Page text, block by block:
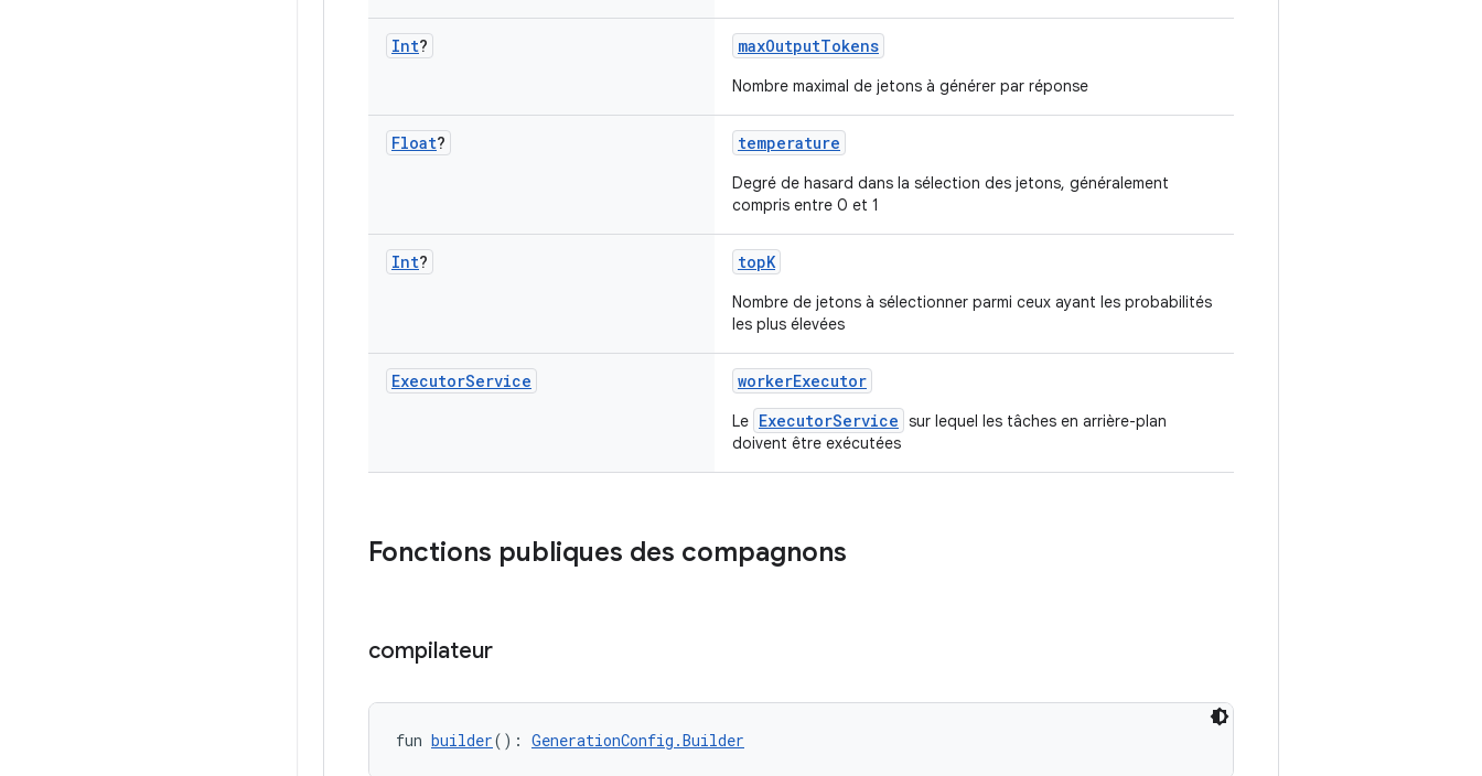
Int? maxOutputTokens
Nombre maximal de jetons à générer par réponse
Float? temperature
Degré de hasard dans la sélection des jetons, généralement
compris entre 0 et 1
Int? topK
Nombre de jetons à sélectionner parmi ceux ayant les probabilités
les plus élevées
ExecutorService workerExecutor
Le ExecutorService sur lequel les tâches en arrière-plan
doivent être exécutées
Fonctions publiques des compagnons
compilateur
fun builder(): GenerationConfig.Builder